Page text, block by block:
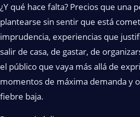
¿Y qué hace falta? Precios que una
plantearse sin sentir que está
imprudencia, experiencias que
salir de casa, de gastar, de
el público que vaya más allá de
momentos de máxima demanda y
fiebre baja.